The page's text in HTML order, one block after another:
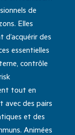
de
Elles
des
essentielles
contrôle
tout en
avec des pairs
et des
Animées